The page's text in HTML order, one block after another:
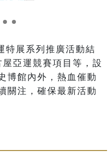
特展系列推廣活動結
亞運競賽項目等，設
博館內外，熱血催動
關注，確保最新活動